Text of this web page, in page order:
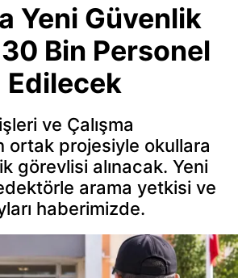
Yeni Güvenlik
Bin Personel
ve Çalışma
ortak projesiyle okullara
görevlisi alınacak. Yeni
arama yetkisi ve
haberimizde.